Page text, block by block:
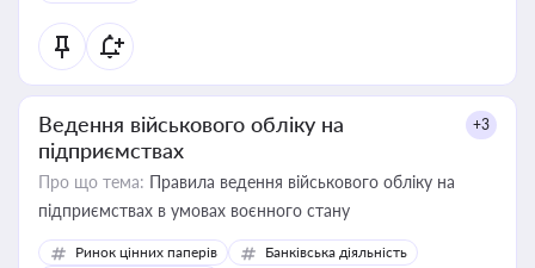
Ведення військового обліку на
підприємствах
+3
Про що тема: Правила ведення військового обліку на
підприємствах в умовах воєнного стану
Ринок цінних паперів
Банківська діяльність